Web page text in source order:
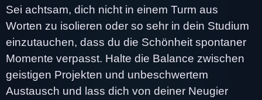
Sei achtsam, dich nicht in einem Turm aus
Worten zu isolieren oder so sehr in dein Studium
einzutauchen, dass du die Schönheit spontaner
Momente verpasst. Halte die Balance zwischen
geistigen Projekten und unbeschwertem
Austausch und lass dich von deiner Neugier